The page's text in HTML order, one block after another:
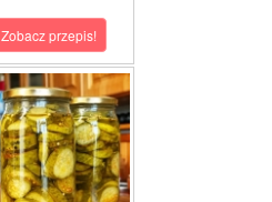
Zobacz przepis!